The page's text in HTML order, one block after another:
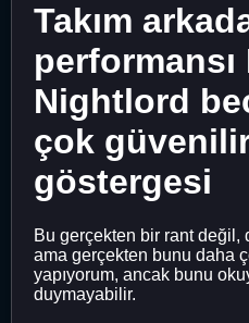
Takım
performansı
Nightlord
çok
göstergesi
Bu gerçekten bir rant değil,
ama gerçekten bunu daha
yapıyorum, ancak bunu
duymayabilir.